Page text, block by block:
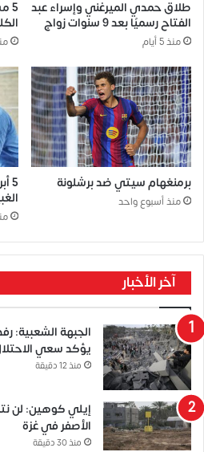
طلاق حمدي الميرغني وإسراء عبد
الفتاح رسميًا بعد 9 سنوات زواج
منذ 5 أيام
برمنغهام سيتي ضد برشلونة
منذ أسبوع واحد
5
آخر الأخبار
الجبهة الشعبية:
يؤكد سعي
منذ 12 دقيقة
إيلي كوهين: لن
الأصفر في غزة
منذ 30 دقيقة